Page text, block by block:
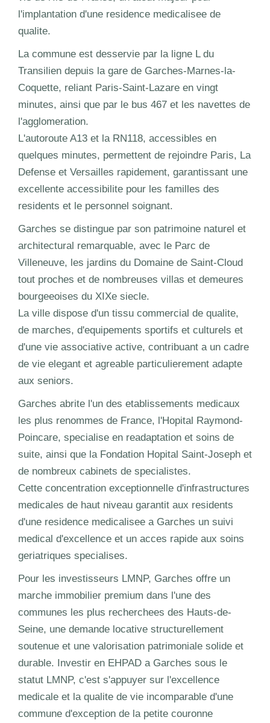
l'implantation d'une residence medicalisee de
qualite.
La commune est desservie par la ligne L du
Transilien depuis la gare de Garches-Marnes-la-
Coquette, reliant Paris-Saint-Lazare en vingt
minutes, ainsi que par le bus 467 et les navettes de
l'agglomeration.
L'autoroute A13 et la RN118, accessibles en
quelques minutes, permettent de rejoindre Paris, La
Defense et Versailles rapidement, garantissant une
excellente accessibilite pour les familles des
residents et le personnel soignant.
Garches se distingue par son patrimoine naturel et
architectural remarquable, avec le Parc de
Villeneuve, les jardins du Domaine de Saint-Cloud
tout proches et de nombreuses villas et demeures
bourgeeoises du XIXe siecle.
La ville dispose d'un tissu commercial de qualite,
de marches, d'equipements sportifs et culturels et
d'une vie associative active, contribuant a un cadre
de vie elegant et agreable particulierement adapte
aux seniors.
Garches abrite l'un des etablissements medicaux
les plus renommes de France, l'Hopital Raymond-
Poincare, specialise en readaptation et soins de
suite, ainsi que la Fondation Hopital Saint-Joseph et
de nombreux cabinets de specialistes.
Cette concentration exceptionnelle d'infrastructures
medicales de haut niveau garantit aux residents
d'une residence medicalisee a Garches un suivi
medical d'excellence et un acces rapide aux soins
geriatriques specialises.
Pour les investisseurs LMNP, Garches offre un
marche immobilier premium dans l'une des
communes les plus recherchees des Hauts-de-
Seine, une demande locative structurellement
soutenue et une valorisation patrimoniale solide et
durable. Investir en EHPAD a Garches sous le
statut LMNP, c'est s'appuyer sur l'excellence
medicale et la qualite de vie incomparable d'une
commune d'exception de la petite couronne